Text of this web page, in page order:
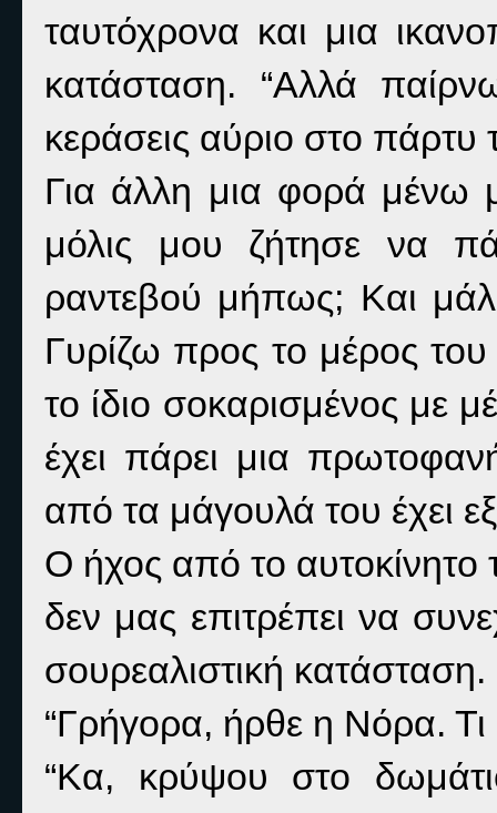
ταυτόχρονα και μια
κατάσταση. “Αλλά
κεράσεις αύριο στο
Για άλλη μια φορά μένω
μόλις μου ζήτησε να
ραντεβού μήπως; Και
Γυρίζω προς το μέρος του
το ίδιο σοκαρισμένος με
έχει πάρει μια
από τα μάγουλά του έχει
Ο ήχος από το
δεν μας επιτρέπει να
σουρεαλιστική
“Γρήγορα, ήρθε η Νόρα. Τι
“Κα, κρύψου στο